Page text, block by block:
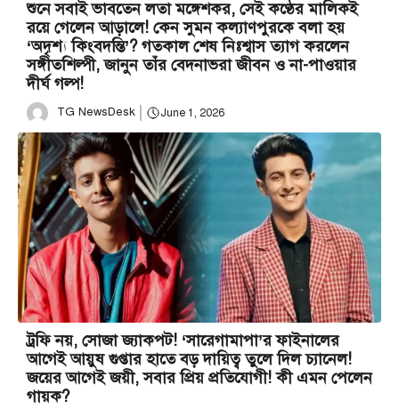
শুনে সবাই ভাবতেন লতা মঙ্গেশকর, সেই কণ্ঠের মালিকই
রয়ে গেলেন আড়ালে! কেন সুমন কল্যাণপুরকে বলা হয়
‘অদৃশ্য কিংবদন্তি’? গতকাল শেষ নিঃশ্বাস ত্যাগ করলেন
সঙ্গীতশিল্পী, জানুন তাঁর বেদনাভরা জীবন ও না-পাওয়ার
দীর্ঘ গল্প!
TG NewsDesk June 1, 2026
ট্রফি নয়, সোজা জ্যাকপট! ‘সারেগামাপা’র ফাইনালের
আগেই আয়ুষ গুপ্তার হাতে বড় দায়িত্ব তুলে দিল চ্যানেল!
জয়ের আগেই জয়ী, সবার প্রিয় প্রতিযোগী! কী এমন পেলেন
গায়ক?